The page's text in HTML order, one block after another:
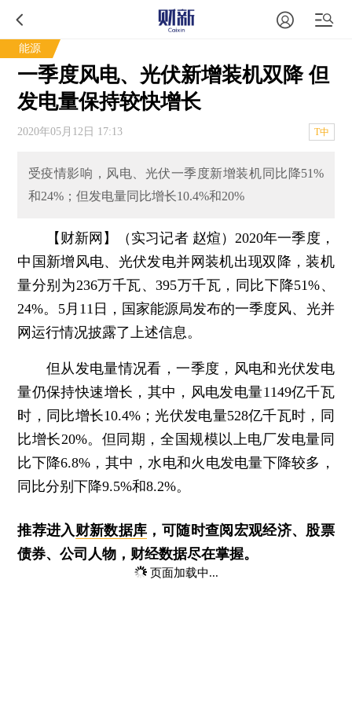
能源
一季度风电、光伏新增装机双降 但
发电量保持较快增长
2020年05月12日 17:13 T中
受疫情影响，风电、光伏一季度新增装机同比降51%
和24%；但发电量同比增长10.4%和20%
【财新网】（实习记者 赵煊） 2020年一季度，
中国新增风电、光伏发电并网装机出现双降，装机
量分别为236万千瓦、395万千瓦，同比下降51%、
24%。5月11日，国家能源局发布的一季度风、光并
网运行情况披露了上述信息。
但从发电量情况看，一季度，风电和光伏发电
量仍保持快速增长，其中，风电发电量1149亿千瓦
时，同比增长10.4%；光伏发电量528亿千瓦时，同
比增长20%。但同期，全国规模以上电厂发电量同
比下降6.8%，其中，水电和火电发电量下降较多，
同比分别下降9.5%和8.2%。
推荐进入 财新数据库 ，可随时查阅宏观经济、股票
债券、公司人物，财经数据尽在掌握。
页面加载中...